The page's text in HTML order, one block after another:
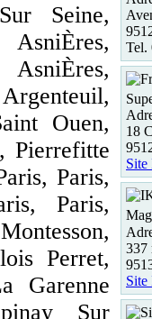
Seine,
Ouen,
Pierrefitte
Paris,
Paris,
Perret,
Garenne
Sur
Tel.
18
Site
337
Site